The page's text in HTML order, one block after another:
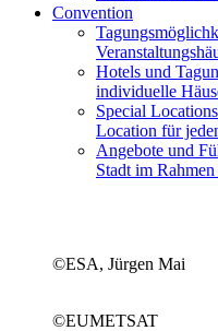
Convention
Hotels und
individuelle
Special Locations
Location für
Angebote und
Stadt im
©ESA, Jürgen Mai
©EUMETSAT